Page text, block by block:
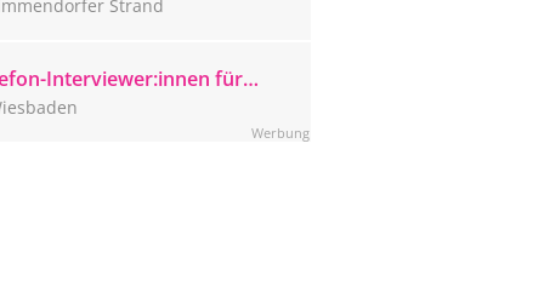
Strand
Interviewer:innen für
Wiesbadener CATI-Studio